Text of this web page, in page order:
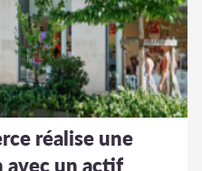
réalise une
avec un actif